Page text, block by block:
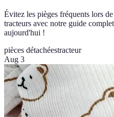
Évitez les pièges fréquents lors
tracteurs avec notre guide
aujourd'hui !
pièces détachéestracteur
Aug 3